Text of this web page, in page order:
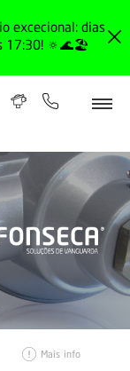
excecional: dias
17:30! 🔅🌊🏖️
Mais info